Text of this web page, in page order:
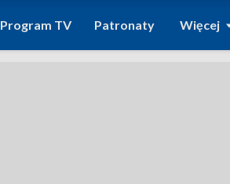
Program TV Patronaty Więcej